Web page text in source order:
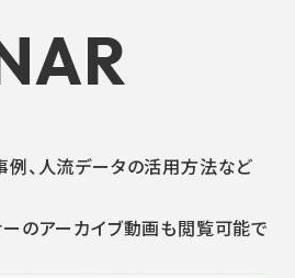
、人流データの活用方法など
のアーカイブ動画も閲覧可能で